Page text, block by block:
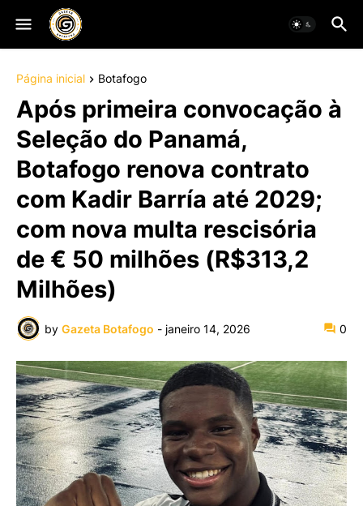
Página inicial Botafogo
Após primeira convocação à
Seleção do Panamá,
Botafogo renova contrato
com Kadir Barría até 2029;
com nova multa rescisória
de € 50 milhões (R$313,2
Milhões)
by Gazeta Botafogo - janeiro 14, 2026 0